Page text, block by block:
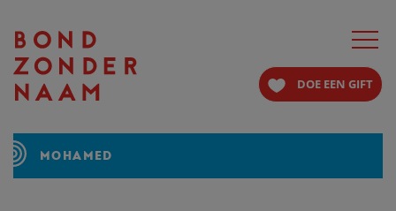
Toggle
DOE EEN GIFT
MOHAMED